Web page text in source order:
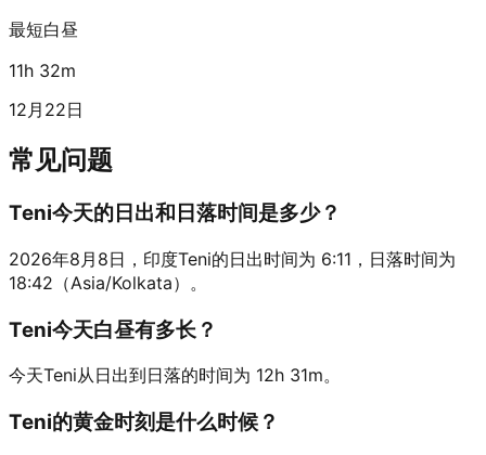
最短白昼
11h 32m
12月22日
常见问题
Teni今天的日出和日落时间是多少？
2026年8月8日，印度Teni的日出时间为 6:11，日落时间为
18:42（Asia/Kolkata）。
Teni今天白昼有多长？
今天Teni从日出到日落的时间为 12h 31m。
Teni的黄金时刻是什么时候？